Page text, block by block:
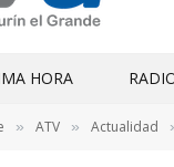
HORA
» ATV » Actualidad